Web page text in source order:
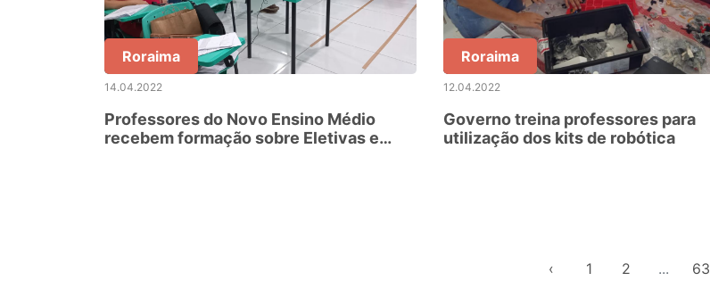
Roraima
14.04.2022
Professores do Novo Ensino Médio
recebem formação sobre Eletivas e
Roraima
12.04.2022
Governo treina professores para
utilização dos kits de robótica
‹ 1 2 ... 63